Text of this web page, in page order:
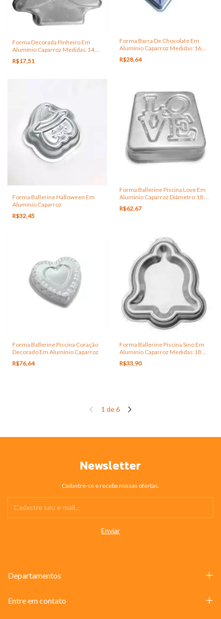
Forma Decorada Pinheiro Em
Alumínio Caparroz Medidas:14,5
x 3 Cm
R$17,51
Forma Barra De Chocolate Em
Alumínio Caparroz Medidas:16,5
x 8,5 x 4 Cm
R$28,64
Forma Ballerine Halloween Em
Alumínio Caparroz
R$32,45
Forma Ballerine Piscina Love Em
Alumínio Caparroz Diâmetro:18 x
6,0Cm
R$62,67
Forma Ballerine Piscina Coração
Decorado Em Alumínio Caparroz
R$76,64
Forma Ballerine Piscina Sino Em
Alumínio Caparroz Medidas:18 x
17 x 4,5 Cm
R$33,90
1 de6
Newsletter
Cadastre-se e receba nossas ofertas.
Departamentos
Entre em contato